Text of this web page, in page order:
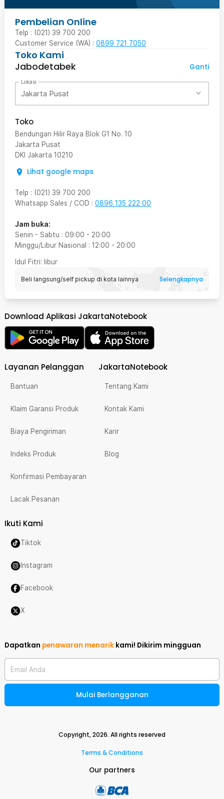
Pembelian Online
Telp : (021) 39 700 200
Customer Service (WA) : 0899 721 7050
Toko Kami
Jabodetabek
Ganti
Lokasi
Jakarta Pusat
Toko
Bendungan Hilir Raya Blok G1 No. 10
Jakarta Pusat
DKI Jakarta 10210
Lihat google maps
Telp : (021) 39 700 200
Whatsapp Sales / COD : 0896 135 222 00
Jam buka:
Senin - Sabtu : 09:00 - 20:00
Minggu/Libur Nasional : 12:00 - 20:00
Idul Fitri: libur
Beli langsung/self pickup di kota lainnya Selengkapnya
Download Aplikasi JakartaNotebook
Layanan Pelanggan
Bantuan
Klaim Garansi Produk
Biaya Pengiriman
Indeks Produk
Konfirmasi Pembayaran
Lacak Pesanan
JakartaNotebook
Tentang Kami
Kontak Kami
Karir
Blog
Ikuti Kami
Tiktok
Instagram
Facebook
X
Dapatkan penawaran menarik kami! Dikirim mingguan
Email Anda
Mulai Berlangganan
Copyright,2026. All rights reserved
Terms & Conditions
Our partners